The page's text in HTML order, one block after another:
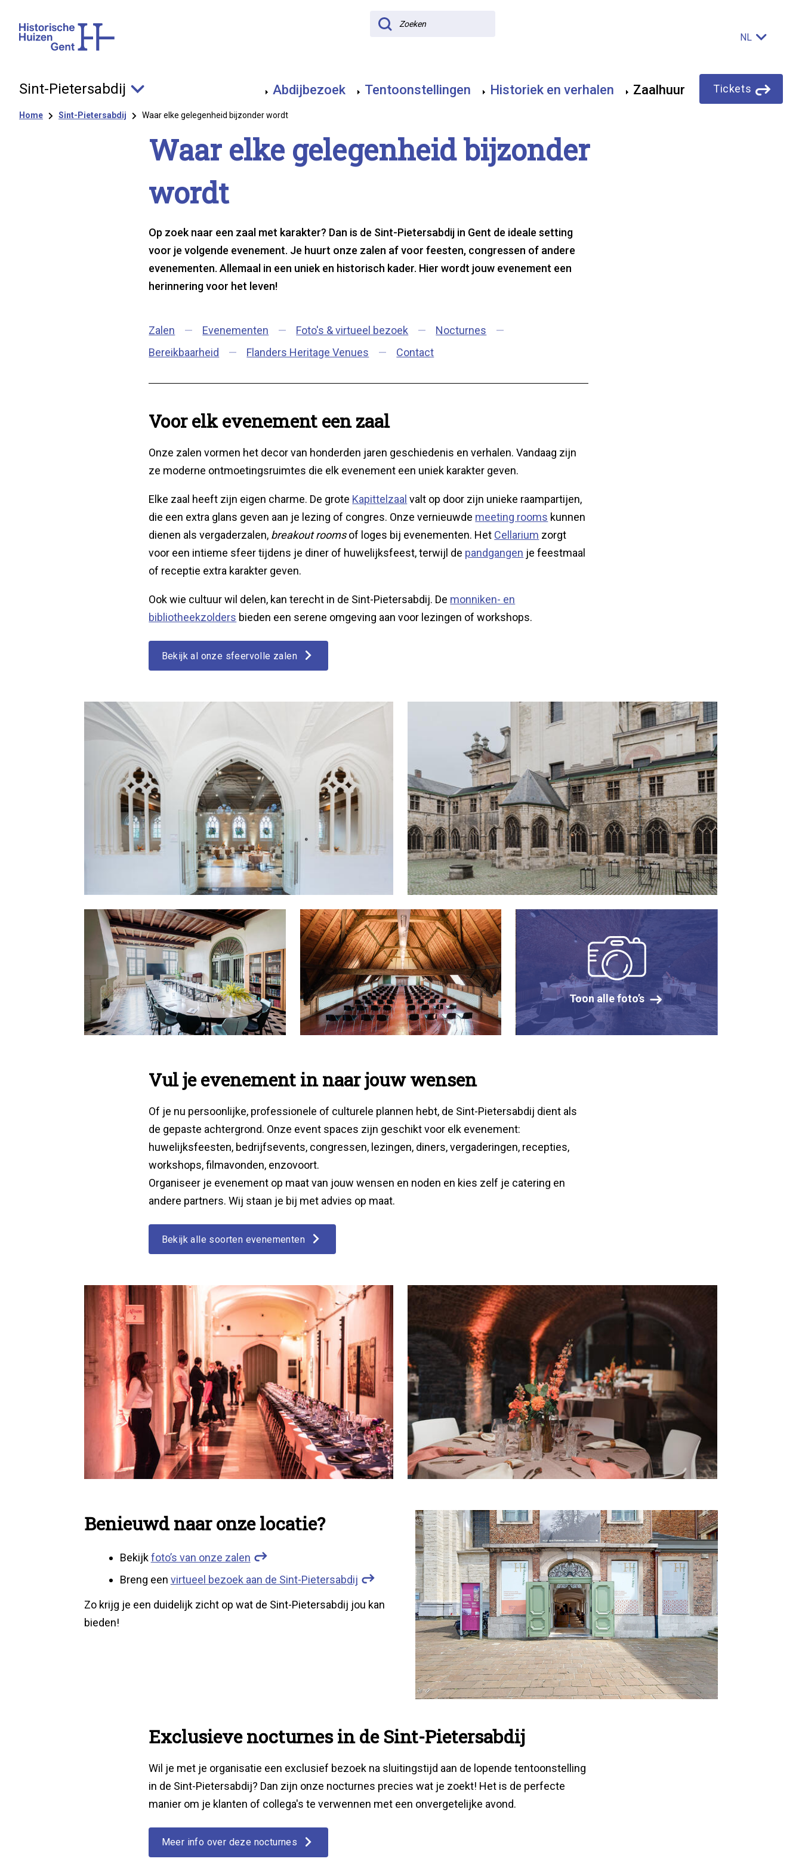
Zoeken
NL
Sint-Pietersabdij
Main
Abdijbezoek Tentoonstellingen Historiek en verhalen Zaalhuur Tickets
Kruimelpad
Home Sint-Pietersabdij Waar elke gelegenheid bijzonder wordt
Waar elke gele­gen­heid bij­zon­der
wordt
Op zoek naar een zaal met karakter? Dan is de Sint-Pietersabdij in Gent de ideale setting
voor je volgende evenement. Je huurt onze zalen af voor feesten, congressen of andere
evenementen. Allemaal in een uniek en historisch kader. Hier wordt jouw evenement een
herinnering voor het leven!
Inhoudsopgave
Zalen Evenementen Foto's & virtueel bezoek
Nocturnes
Bereikbaarheid
Flanders Heritage Venues Contact
Voor elk evenement een zaal
Onze zalen vormen het decor van honderden jaren geschiedenis en verhalen. Vandaag zijn
ze moderne ontmoetingsruimtes die elk evenement een uniek karakter geven.
Elke zaal heeft zijn eigen charme. De grote Kapittelzaal valt op door zijn unieke raampartijen,
die een extra glans geven aan je lezing of congres. Onze vernieuwde meeting rooms kunnen
dienen als vergaderzalen, breakout roomsof loges bij evenementen. Het Cellarium zorgt
voor een intieme sfeer tijdens je diner of huwelijksfeest, terwijl de pandgangen je feestmaal
of receptie extra karakter geven.
Ook wie cultuur wil delen, kan terecht in de Sint-Pietersabdij. De monniken- en
bibliotheekzolders bieden een serene omgeving aan voor lezingen of workshops.
Bekijk al onze sfeervolle zalen
Toon alle foto’s
Vul je evenement in naar jouw wensen
Of je nu persoonlijke, professionele of culturele plannen hebt, de Sint-Pietersabdij dient als
de gepaste achtergrond. Onze event spaces zijn geschikt voor elk evenement:
huwelijksfeesten, bedrijfsevents, congressen, lezingen, diners, vergaderingen, recepties,
workshops, filmavonden, enzovoort.
Organiseer je evenement op maat van jouw wensen en noden en kies zelf je catering en
andere partners. Wij staan je bij met advies op maat.
Bekijk alle soorten evenementen
Benieuwd naar onze locatie?
Bekijkfoto’s van onze zalen
Breng een virtueel bezoek aan de Sint-Pietersabdij
Zo krijg je een duidelijk zicht op wat de Sint-Pietersabdij jou kan
bieden!
Exclusieve nocturnes in de Sint-Pietersabdij
Wil je met je organisatie een exclusief bezoek na sluitingstijd aan de lopende tentoonstelling
in de Sint-Pietersabdij? Dan zijn onze nocturnes precies wat je zoekt! Het is de perfecte
manier om je klanten of collega's te verwennen met een onvergetelijke avond.
Meer info over deze nocturnes